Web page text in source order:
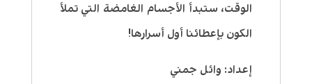
الوقت، ستبدأ الأجسام الغامضة التي تملأ
الكون بإعطائنا أول أسرارها!
إعداد: وائل جمني